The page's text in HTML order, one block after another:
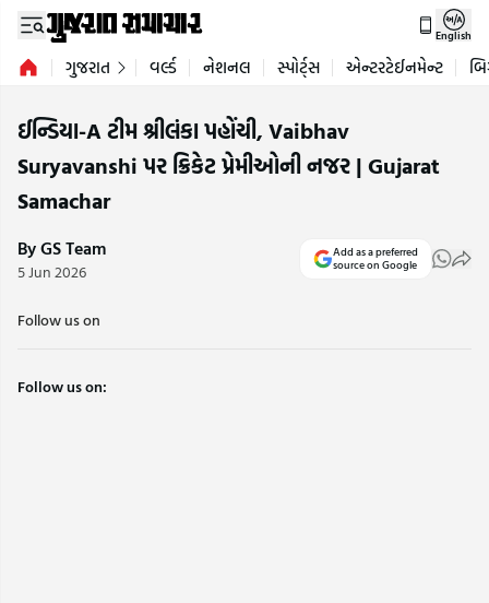
English
ગુજરાત વર્લ્ડ નેશનલ સ્પોર્ટ્સ એન્ટરટેઈનમેન્ટ
ઈન્ડિયા-A ટીમ શ્રીલંકા પહોંચી, Vaibhav
Suryavanshi પર ક્રિકેટ પ્રેમીઓની નજર | Gujarat
Samachar
By GS Team
5 Jun 2026
Add as a preferred
source on Google
Follow us on
Follow us on: